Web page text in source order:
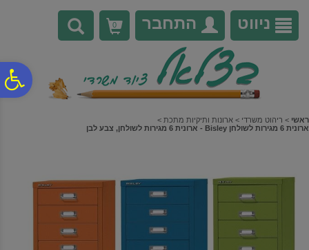
נגישות
אתר
המרכזי
ניווט התחבר 0
ראשי > ריהוט משרדי > ארונות ותיקיות מתכת >
ארונית 6 מגירות לשולחן Bisley - ארונית 6 מגירות לשולחן, צבע לבן